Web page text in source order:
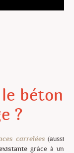
béton
?
carrelées (aussi
grâce à un